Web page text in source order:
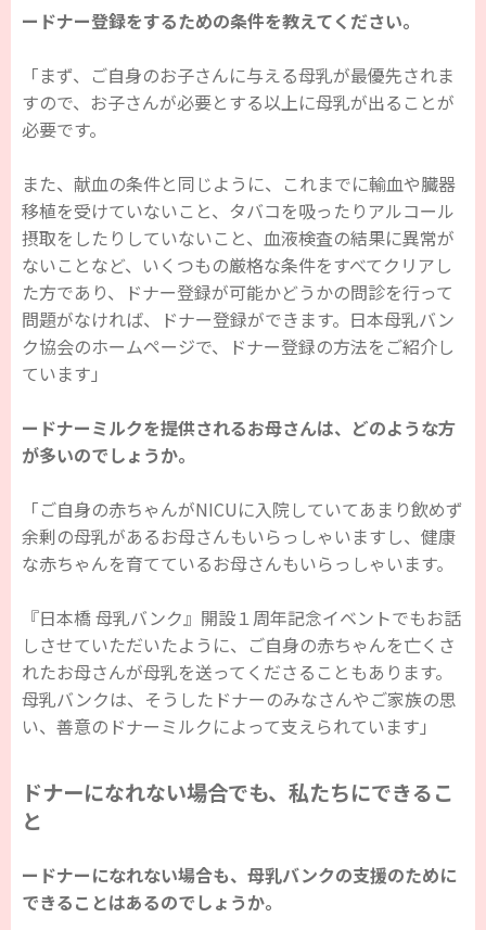
ードナー登録をするための条件を教えてください。
「まず、ご自身のお子さんに与える母乳が最優先されま
すので、お子さんが必要とする以上に母乳が出ることが
必要です。
また、献血の条件と同じように、これまでに輸血や臓器
移植を受けていないこと、タバコを吸ったりアルコール
摂取をしたりしていないこと、血液検査の結果に異常が
ないことなど、いくつもの厳格な条件をすべてクリアし
た方であり、ドナー登録が可能かどうかの問診を行って
問題がなければ、ドナー登録ができます。日本母乳バン
ク協会のホームページで、ドナー登録の方法をご紹介し
ています」
ードナーミルクを提供されるお母さんは、どのような方
が多いのでしょうか。
「ご自身の赤ちゃんがNICUに入院していてあまり飲めず
余剰の母乳があるお母さんもいらっしゃいますし、健康
な赤ちゃんを育てているお母さんもいらっしゃいます。
『日本橋 母乳バンク』開設１周年記念イベントでもお話
しさせていただいたように、ご自身の赤ちゃんを亡くさ
れたお母さんが母乳を送ってくださることもあります。
母乳バンクは、そうしたドナーのみなさんやご家族の思
い、善意のドナーミルクによって支えられています」
ドナーになれない場合でも、私たちにできるこ
と
ードナーになれない場合も、母乳バンクの支援のために
できることはあるのでしょうか。